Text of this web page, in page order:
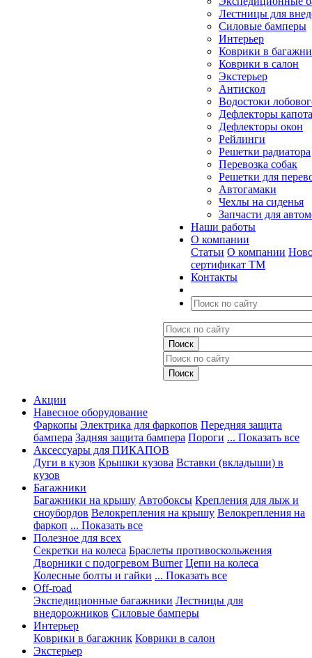
Лестницы для
Силовые бамперы
Интерьер
Коврики в
Коврики в салон
Экстерьер
Антискол
Водостоки
Дефлекторы капота
Дефлекторы окон
Рейлинги
Решетки радиатора
Перевозка собак
Решетки для
Автогамаки
Чехлы на сиденья
Запчасти для
Наши работы
О компании
Статьи О компании
сертификат ТМ
Контакты
Акции
Навесное оборудование
Фаркопы Электрика для фаркопов Передняя защита
бампера Задняя защита бампера Пороги ... Показать все
Аксессуары для ПИКАПОВ
Дуги в кузов Крышки кузова Вставки (вкладыши) в
кузов
Багажники
Багажники на крышу Автобоксы Крепления для лыж и
сноубордов Велокрепления на крышу Велокрепления на
фаркоп ... Показать все
Полезное для всех
Секретки на колеса Браслеты противоскольжения
Дворники с подогревом Burner Цепи на колеса
Колесные болты и гайки ... Показать все
Off-road
Экспедиционные багажники Лестницы для
внедорожников Силовые бамперы
Интерьер
Коврики в багажник Коврики в салон
Экстерьер